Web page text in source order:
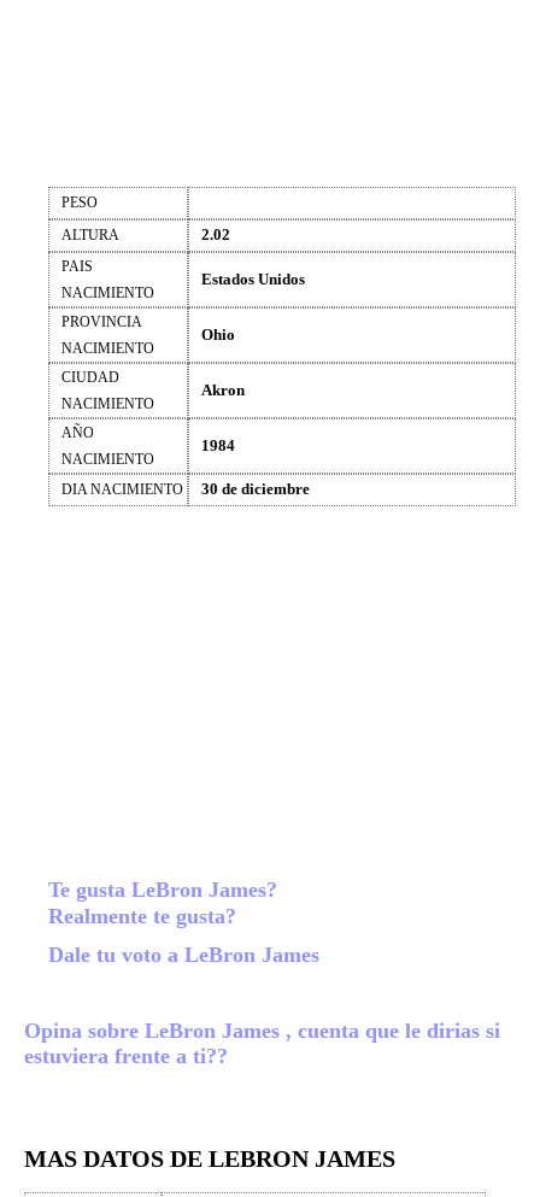
PESO
ALTURA
2.02
PAIS
NACIMIENTO
Estados Unidos
PROVINCIA
NACIMIENTO
Ohio
CIUDAD
NACIMIENTO
Akron
AÑO
NACIMIENTO
1984
DIA NACIMIENTO 30 de diciembre
Te gusta LeBron James?
Realmente te gusta?
Dale tu voto a LeBron James
Opina sobre LeBron James , cuenta que le dirias si
estuviera frente a ti??
MAS DATOS DE LEBRON JAMES